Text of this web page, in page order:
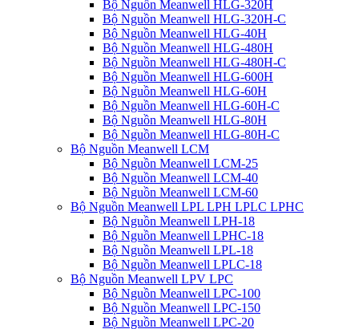
Bộ Nguồn Meanwell HLG-320H
Bộ Nguồn Meanwell HLG-320H-C
Bộ Nguồn Meanwell HLG-40H
Bộ Nguồn Meanwell HLG-480H
Bộ Nguồn Meanwell HLG-480H-C
Bộ Nguồn Meanwell HLG-600H
Bộ Nguồn Meanwell HLG-60H
Bộ Nguồn Meanwell HLG-60H-C
Bộ Nguồn Meanwell HLG-80H
Bộ Nguồn Meanwell HLG-80H-C
Bộ Nguồn Meanwell LCM
Bộ Nguồn Meanwell LCM-25
Bộ Nguồn Meanwell LCM-40
Bộ Nguồn Meanwell LCM-60
Bộ Nguồn Meanwell LPL LPH LPLC LPHC
Bộ Nguồn Meanwell LPH-18
Bộ Nguồn Meanwell LPHC-18
Bộ Nguồn Meanwell LPL-18
Bộ Nguồn Meanwell LPLC-18
Bộ Nguồn Meanwell LPV LPC
Bộ Nguồn Meanwell LPC-100
Bộ Nguồn Meanwell LPC-150
Bộ Nguồn Meanwell LPC-20